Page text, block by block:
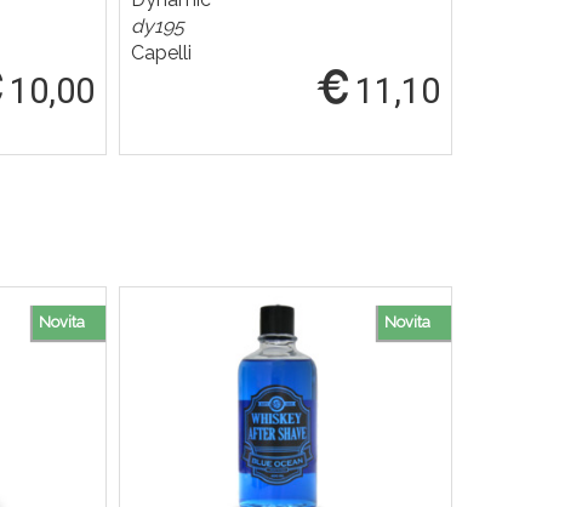
10,00
dy195
Capelli
11,10